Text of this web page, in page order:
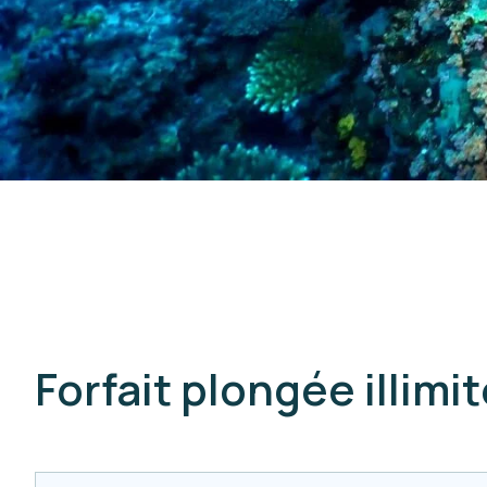
Forfait plongée